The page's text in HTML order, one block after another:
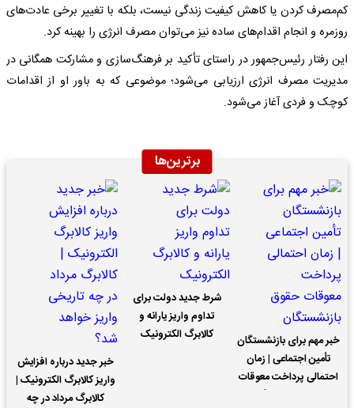
کم‌مصرف کردن یا کاهش کیفیت زندگی نیست، بلکه با تغییر برخی عادت‌های
روزمره و انجام اقدام‌های ساده نیز می‌توان مصرف انرژی را بهینه کرد.
این رفتار رئیس‌جمهور در راستای تأکید بر فرهنگ‌سازی و مشارکت همگانی در
مدیریت مصرف انرژی ارزیابی می‌شود؛ موضوعی که به باور او از اقدامات
کوچک و فردی آغاز می‌شود.
برترین‌ها
خبر مهم برای بازنشستگان
تأمین اجتماعی | زمان
احتمالی پرداخت معوقات
شرط جدید دولت برای
تداوم واریز یارانه و
کالابرگ الکترونیک
خبر جدید درباره افزایش
واریز کالابرگ الکترونیک |
کالابرگ مرداد در چه